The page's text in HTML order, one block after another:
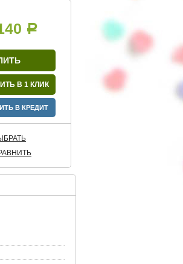
Р
В 1 КЛИК
В КРЕДИТ